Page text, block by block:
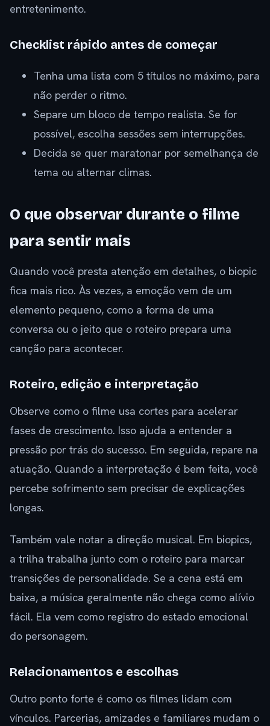
entretenimento.
Checklist rápido antes de começar
Tenha uma lista com 5 títulos no máximo, para
não perder o ritmo.
Separe um bloco de tempo realista. Se for
possível, escolha sessões sem interrupções.
Decida se quer maratonar por semelhança de
tema ou alternar climas.
O que observar durante o filme
para sentir mais
Quando você presta atenção em detalhes, o biopic
fica mais rico. Às vezes, a emoção vem de um
elemento pequeno, como a forma de uma
conversa ou o jeito que o roteiro prepara uma
canção para acontecer.
Roteiro, edição e interpretação
Observe como o filme usa cortes para acelerar
fases de crescimento. Isso ajuda a entender a
pressão por trás do sucesso. Em seguida, repare na
atuação. Quando a interpretação é bem feita, você
percebe sofrimento sem precisar de explicações
longas.
Também vale notar a direção musical. Em biopics,
a trilha trabalha junto com o roteiro para marcar
transições de personalidade. Se a cena está em
baixa, a música geralmente não chega como alívio
fácil. Ela vem como registro do estado emocional
do personagem.
Relacionamentos e escolhas
Outro ponto forte é como os filmes lidam com
vínculos. Parcerias, amizades e familiares mudam o